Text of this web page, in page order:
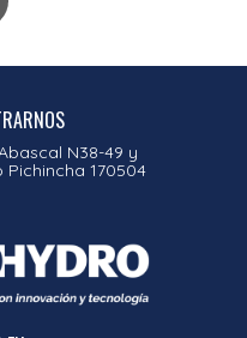
N38-49 y
170504